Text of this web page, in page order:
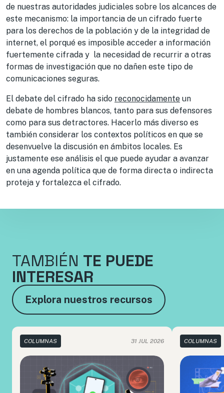
de nuestras autoridades judiciales sobre los alcances de
este mecanismo: la importancia de un cifrado fuerte
para los derechos de la población y de la integridad de
internet, el porqué es imposible acceder a información
fuertemente cifrada y la necesidad de recurrir a otras
formas de investigación que no dañen este tipo de
comunicaciones seguras.
El debate del cifrado ha sido reconocidamente un
debate de hombres blancos, tanto para sus defensores
como para sus detractores. Hacerlo más diverso es
también considerar los contextos políticos en que se
desenvuelve la discusión en ámbitos locales. Es
justamente ese análisis el que puede ayudar a avanzar
en una agenda política que de forma directa o indirecta
proteja y fortalezca el cifrado.
TAMBIÉN TE PUEDE
INTERESAR
Explora nuestros recursos
COLUMNAS 31 JUL 2026 COLUMNAS